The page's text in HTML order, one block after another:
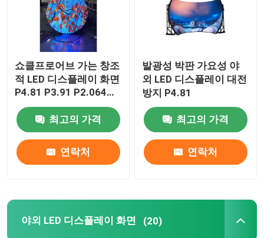
쇼클프로어브 가는 창조
적 LED 디스플레이 화면
P4.81 P3.91 P2.064
P1.875
최고의 가격
연락처
발광성 박판 가요성 야
외 LED 디스플레이 대전
방지 P4.81
최고의 가격
연락처
야외 LED 디스플레이 화면 (20)